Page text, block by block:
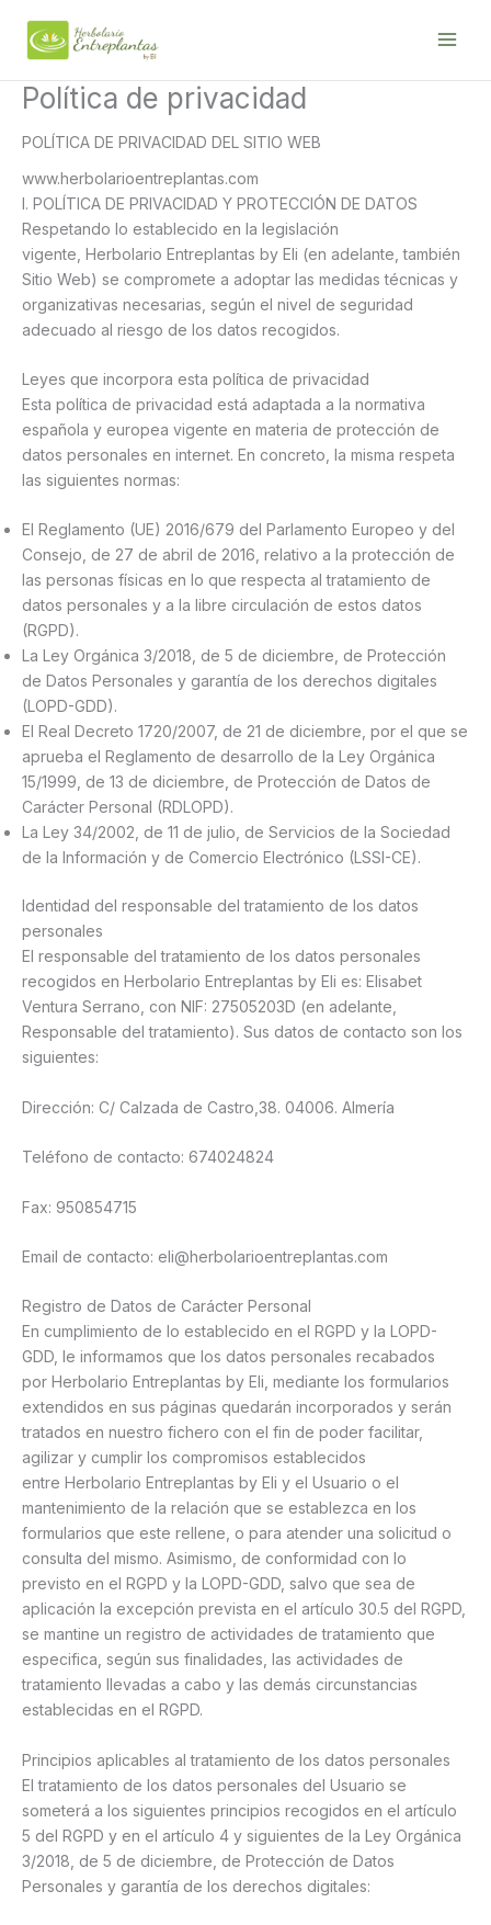
contenido
Política de privacidad
POLÍTICA DE PRIVACIDAD DEL SITIO WEB
www.herbolarioentreplantas.com
I. POLÍTICA DE PRIVACIDAD Y PROTECCIÓN DE DATOS
Respetando lo establecido en la legislación
vigente, Herbolario Entreplantas by Eli (en adelante, también
Sitio Web) se compromete a adoptar las medidas técnicas y
organizativas necesarias, según el nivel de seguridad
adecuado al riesgo de los datos recogidos.
Leyes que incorpora esta política de privacidad
Esta política de privacidad está adaptada a la normativa
española y europea vigente en materia de protección de
datos personales en internet. En concreto, la misma respeta
las siguientes normas:
El Reglamento (UE) 2016/679 del Parlamento Europeo y del
Consejo, de 27 de abril de 2016, relativo a la protección de
las personas físicas en lo que respecta al tratamiento de
datos personales y a la libre circulación de estos datos
(RGPD).
La Ley Orgánica 3/2018, de 5 de diciembre, de Protección
de Datos Personales y garantía de los derechos digitales
(LOPD-GDD).
El Real Decreto 1720/2007, de 21 de diciembre, por el que se
aprueba el Reglamento de desarrollo de la Ley Orgánica
15/1999, de 13 de diciembre, de Protección de Datos de
Carácter Personal (RDLOPD).
La Ley 34/2002, de 11 de julio, de Servicios de la Sociedad
de la Información y de Comercio Electrónico (LSSI-CE).
Identidad del responsable del tratamiento de los datos
personales
El responsable del tratamiento de los datos personales
recogidos en Herbolario Entreplantas by Eli es: Elisabet
Ventura Serrano, con NIF: 27505203D (en adelante,
Responsable del tratamiento). Sus datos de contacto son los
siguientes:
Dirección: C/ Calzada de Castro,38. 04006. Almería
Teléfono de contacto: 674024824
Fax: 950854715
Email de contacto: eli@herbolarioentreplantas.com
Registro de Datos de Carácter Personal
En cumplimiento de lo establecido en el RGPD y la LOPD-
GDD, le informamos que los datos personales recabados
por Herbolario Entreplantas by Eli, mediante los formularios
extendidos en sus páginas quedarán incorporados y serán
tratados en nuestro fichero con el fin de poder facilitar,
agilizar y cumplir los compromisos establecidos
entre Herbolario Entreplantas by Eli y el Usuario o el
mantenimiento de la relación que se establezca en los
formularios que este rellene, o para atender una solicitud o
consulta del mismo. Asimismo, de conformidad con lo
previsto en el RGPD y la LOPD-GDD, salvo que sea de
aplicación la excepción prevista en el artículo 30.5 del RGPD,
se mantine un registro de actividades de tratamiento que
especifica, según sus finalidades, las actividades de
tratamiento llevadas a cabo y las demás circunstancias
establecidas en el RGPD.
Principios aplicables al tratamiento de los datos personales
El tratamiento de los datos personales del Usuario se
someterá a los siguientes principios recogidos en el artículo
5 del RGPD y en el artículo 4 y siguientes de la Ley Orgánica
3/2018, de 5 de diciembre, de Protección de Datos
Personales y garantía de los derechos digitales: